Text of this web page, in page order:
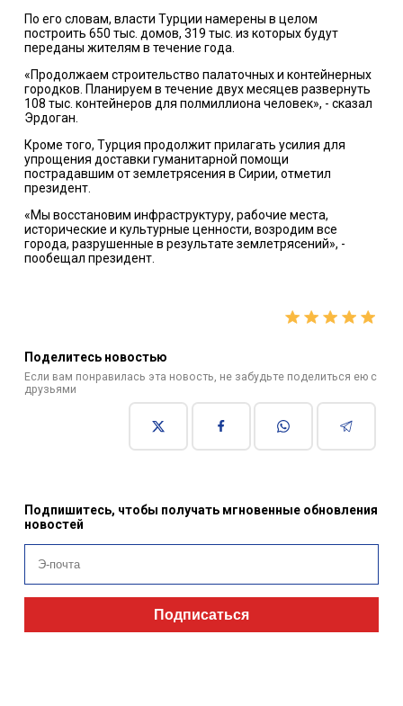
По его словам, власти Турции намерены в целом
построить 650 тыс. домов, 319 тыс. из которых будут
переданы жителям в течение года.
«Продолжаем строительство палаточных и контейнерных
городков. Планируем в течение двух месяцев развернуть
108 тыс. контейнеров для полмиллиона человек», - сказал
Эрдоган.
Кроме того, Турция продолжит прилагать усилия для
упрощения доставки гуманитарной помощи
пострадавшим от землетрясения в Сирии, отметил
президент.
«Мы восстановим инфраструктуру, рабочие места,
исторические и культурные ценности, возродим все
города, разрушенные в результате землетрясений», -
пообещал президент.
Поделитесь новостью
Если вам понравилась эта новость, не забудьте поделиться ею с
друзьями
Подпишитесь, чтобы получать мгновенные обновления
новостей
Подписаться